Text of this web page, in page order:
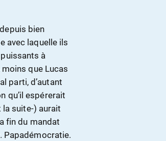
bien
avec laquelle ils
à
que Lucas
parti, d’autant
qu’il espérerait
suite-) aurait
fin du mandat
Papadémocratie.